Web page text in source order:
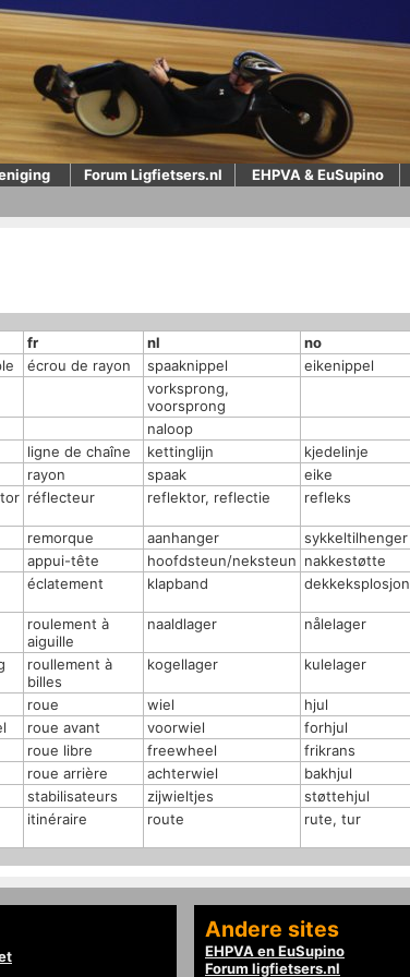
Forum Ligfietsers.nl EHPVA & EuSupino
fr nl no
écrou de rayon spaaknippel eikenippel
vorksprong,
voorsprong
naloop
ligne de chaîne kettinglijn kjedelinje
rayon spaak eike
réflecteur reflektor, reflectie refleks
remorque aanhanger sykkeltilhenger
appui-tête hoofdsteun/neksteun nakkestøtte
éclatement klapband dekkeksplosjon
roulement à
aiguille
naaldlager nålelager
roullement à
billes
kogellager kulelager
roue wiel hjul
roue avant voorwiel forhjul
roue libre freewheel frikrans
roue arrière achterwiel bakhjul
stabilisateurs zijwieltjes
støttehjul
itinéraire route rute, tur
Andere sites
EHPVA en EuSupino
Forum ligfietsers.nl